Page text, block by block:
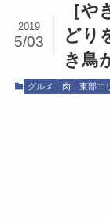
［
どり
き鳥
2019
5/03
グルメ 肉 東部エ